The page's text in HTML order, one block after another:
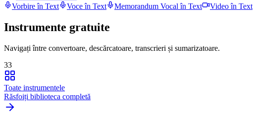
Vorbire în Text
Voce în Text Memorandum Vocal în Text Video în Text
Instrumente gratuite
Navigați între convertoare, descărcatoare, transcrieri și sumarizatoare.
33
Toate instrumentele
Răsfoiți biblioteca completă